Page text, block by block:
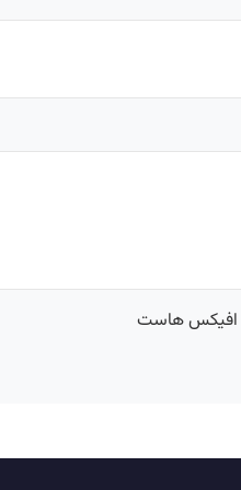
افیکس هاست